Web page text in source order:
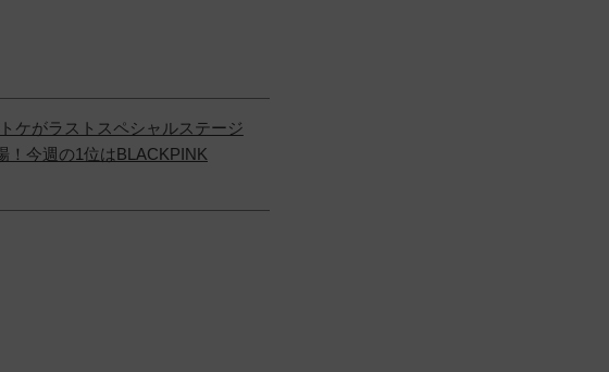
ケがラストスペシャルステージ
！今週の1位はBLACKPINK